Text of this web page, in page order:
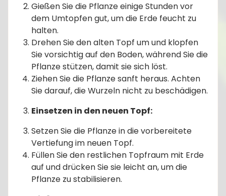
Gießen Sie die Pflanze einige Stunden vor
dem Umtopfen gut, um die Erde feucht zu
halten.
Drehen Sie den alten Topf um und klopfen
Sie vorsichtig auf den Boden, während Sie die
Pflanze stützen, damit sie sich löst.
Ziehen Sie die Pflanze sanft heraus. Achten
Sie darauf, die Wurzeln nicht zu beschädigen.
Einsetzen in den neuen Topf:
Setzen Sie die Pflanze in die vorbereitete
Vertiefung im neuen Topf.
Füllen Sie den restlichen Topfraum mit Erde
auf und drücken Sie sie leicht an, um die
Pflanze zu stabilisieren.